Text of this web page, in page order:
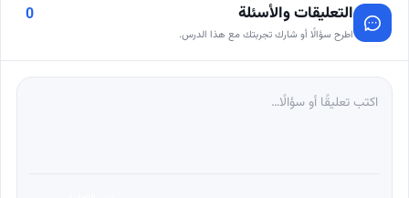
التعليقات والأسئلة
اطرح سؤالًا أو شارك تجربتك مع هذا الدرس.
0